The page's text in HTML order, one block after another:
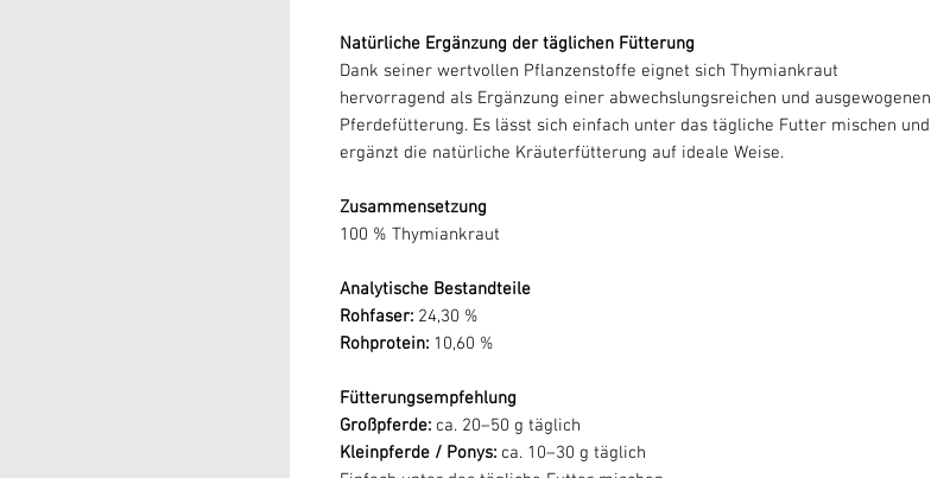
Natürliche Ergänzung der täglichen Fütterung
Dank seiner wertvollen Pflanzenstoffe eignet sich Thymiankraut
hervorragend als Ergänzung einer abwechslungsreichen und ausgewogenen
Pferdefütterung. Es lässt sich einfach unter das tägliche Futter mischen und
ergänzt die natürliche Kräuterfütterung auf ideale Weise.
Zusammensetzung
100 % Thymiankraut
Analytische Bestandteile
Rohfaser: 24,30 %
Rohprotein: 10,60 %
Fütterungsempfehlung
Großpferde: ca. 20–50 g täglich
Kleinpferde / Ponys: ca. 10–30 g täglich